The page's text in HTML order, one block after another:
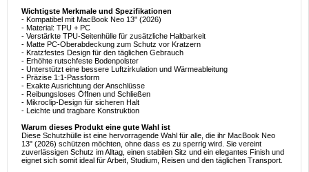
Wichtigste Merkmale und Spezifikationen
- Kompatibel mit MacBook Neo 13" (2026)
- Material: TPU + PC
- Verstärkte TPU-Seitenhülle für zusätzliche Haltbarkeit
- Matte PC-Oberabdeckung zum Schutz vor Kratzern
- Kratzfestes Design für den täglichen Gebrauch
- Erhöhte rutschfeste Bodenpolster
- Unterstützt eine bessere Luftzirkulation und Wärmeableitung
- Präzise 1:1-Passform
- Exakte Ausrichtung der Anschlüsse
- Reibungsloses Öffnen und Schließen
- Mikroclip-Design für sicheren Halt
- Leichte und tragbare Konstruktion
Warum dieses Produkt eine gute Wahl ist
Diese Schutzhülle ist eine hervorragende Wahl für alle, die ihr MacBook Neo
13" (2026) schützen möchten, ohne dass es zu sperrig wird. Sie vereint
zuverlässigen Schutz im Alltag, einen stabilen Sitz und ein elegantes Finish und
eignet sich somit ideal für Arbeit, Studium, Reisen und den täglichen Transport.